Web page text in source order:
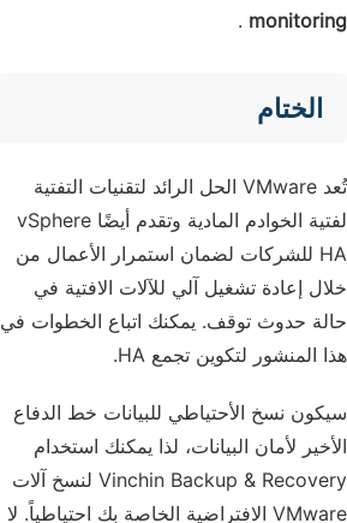
monitoring
.
الختام
تُعد VMware الحل الرائد لتقنيات التفتية
لفتية الخوادم المادية وتقدم أيضًا vSphere
HA للشركات لضمان استمرار الأعمال من
خلال إعادة تشغيل آلي للآلات الافتية في
حالة حدوث توقف. يمكنك اتباع الخطوات في
هذا المنشور لتكوين تجمع HA.
سيكون نسخ الأحتياطي للبيانات خط الدفاع
الأخير لأمان البيانات، لذا يمكنك استخدام
Vinchin Backup & Recovery لنسخ آلات
VMware الافتراضية الخاصة بك احتياطياً. لا